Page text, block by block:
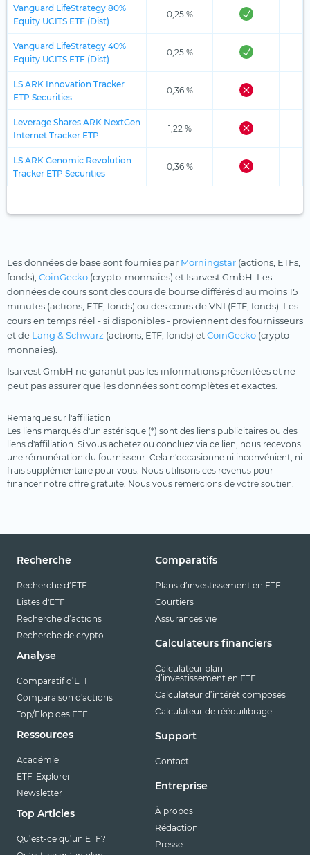
Vanguard LifeStrategy 80%
Equity UCITS ETF (Dist)
0,25 %
Vanguard LifeStrategy 40%
Equity UCITS ETF (Dist)
0,25 %
LS ARK Innovation Tracker
ETP Securities
0,36 %
Leverage Shares ARK NextGen
Internet Tracker ETP
1,22 %
LS ARK Genomic Revolution
Tracker ETP Securities
0,36 %
Les données de base sont fournies par Morningstar (actions, ETFs,
fonds), CoinGecko (crypto-monnaies) et Isarvest GmbH. Les
données de cours sont des cours de bourse différés d'au moins 15
minutes (actions, ETF, fonds) ou des cours de VNI (ETF, fonds). Les
cours en temps réel - si disponibles - proviennent des fournisseurs
et de Lang & Schwarz (actions, ETF, fonds) etCoinGecko (crypto-
monnaies).
Isarvest GmbH ne garantit pas les informations présentées et ne
peut pas assurer que les données sont complètes et exactes.
Remarque sur l'affiliation
Les liens marqués d'un astérisque (*) sont des liens publicitaires ou des
liens d'affiliation. Si vous achetez ou concluez via ce lien, nous recevons
une rémunération du fournisseur. Cela n'occasionne ni inconvénient, ni
frais supplémentaire pour vous. Nous utilisons ces revenus pour
financer notre offre gratuite. Nous vous remercions de votre soutien.
Recherche
Recherche d’ETF
Listes d'ETF
Recherche d’actions
Recherche de crypto
Analyse
Comparatif d’ETF
Comparaison d'actions
Top/Flop des ETF
Ressources
Académie
ETF-Explorer
Newsletter
Top Articles
Qu’est-ce qu’un ETF?
Comparatifs
Plans d’investissement en ETF
Courtiers
Assurances vie
Calculateurs financiers
Calculateur plan
d’investissement en ETF
Calculateur d’intérêt composés
Calculateur de rééquilibrage
Support
Contact
Entreprise
À propos
Rédaction
Presse